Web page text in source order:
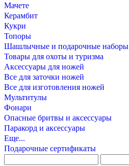
Мачете
Керамбит
Кукри
Топоры
Шашлычные и подарочные наборы
Товары для охоты и туризма
Аксессуары для ножей
Все для заточки ножей
Все для изготовления ножей
Мультитулы
Фонари
Опасные бритвы и аксессуары
Паракорд и аксессуары
Еще...
Подарочные сертификаты